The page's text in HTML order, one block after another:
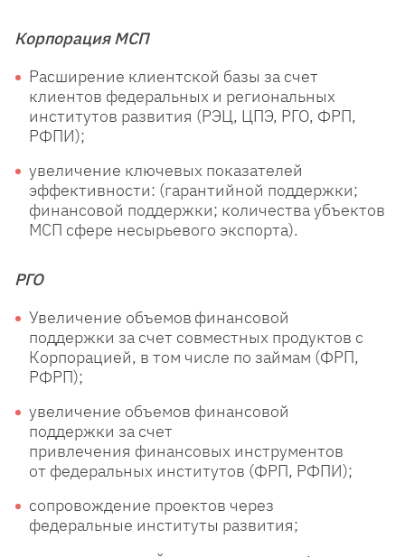
Корпорация МСП
Расширение клиентской базы за счет
клиентов федеральных и региональных
институтов развития (РЭЦ, ЦПЭ, РГО, ФРП,
РФПИ);
увеличение ключевых показателей
эффективности: (гарантийной поддержки;
финансовой поддержки; количества убъектов
МСП сфере несырьевого экспорта).
РГО
Увеличение объемов финансовой
поддержки за счет совместных продуктов с
Корпорацией, в том числе по займам (ФРП,
РФРП);
увеличение объемов финансовой
поддержки за счет
привлечения финансовых инструментов
от федеральных институтов (ФРП, РФПИ);
сопровождение проектов через
федеральные институты развития;